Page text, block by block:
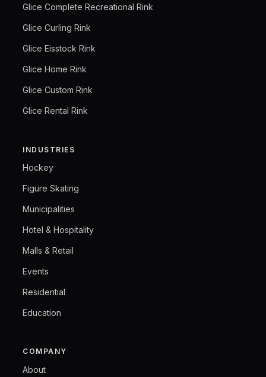
Glice Complete Recreational Rink
Glice Curling Rink
Glice Eisstock Rink
Glice Home Rink
Glice Custom Rink
Glice Rental Rink
INDUSTRIES
Hockey
Figure Skating
Municipalities
Hotel & Hospitality
Malls & Retail
Events
Residential
Education
COMPANY
About